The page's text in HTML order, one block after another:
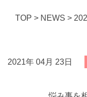
TOP > NEWS >
2021年 04月 23日